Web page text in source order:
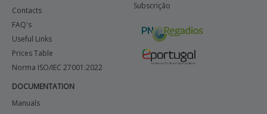
Contacts
FAQ's
Useful Links
Prices Table
Norma ISO/IEC 27001:2022
DOCUMENTATION
Manuals
Subscrição